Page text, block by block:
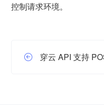
控制请求环境。
穿云 API 支持
穿云 API 成